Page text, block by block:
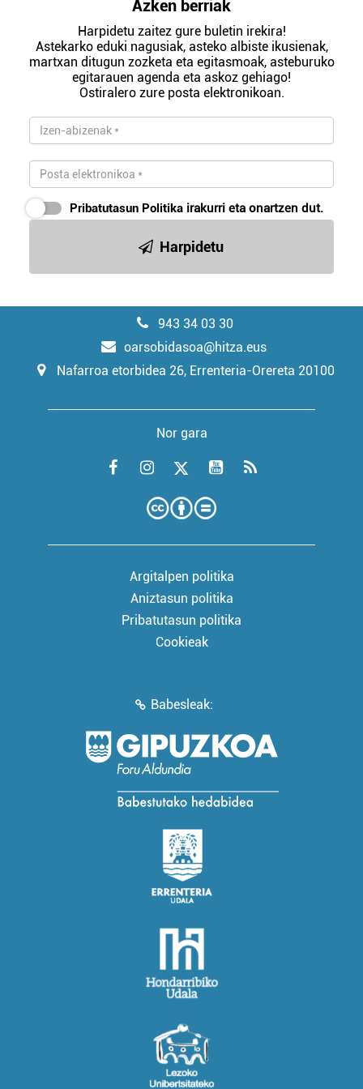
Azken berriak
Harpidetu zaitez gure buletin irekira!
Astekarko eduki nagusiak, asteko albiste ikusienak,
martxan ditugun zozketa eta egitasmoak, asteburuko
egitarauen agenda eta askoz gehiago!
Ostiralero zure posta elektronikoan.
Pribatutasun Politika irakurri eta onartzen dut.
Harpidetu
943 34 03 30
oarsobidasoa@hitza.eus
Nafarroa etorbidea 26, Errenteria-Orereta 20100
Nor gara
Argitalpen politika
Aniztasun politika
Pribatutasun politika
Cookieak
Babesleak: